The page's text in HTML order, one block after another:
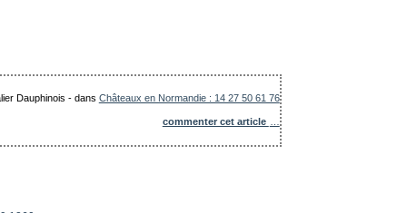
Dauphinois -dans Châteaux en Normandie : 14 27 50 61 76
commenter cet article